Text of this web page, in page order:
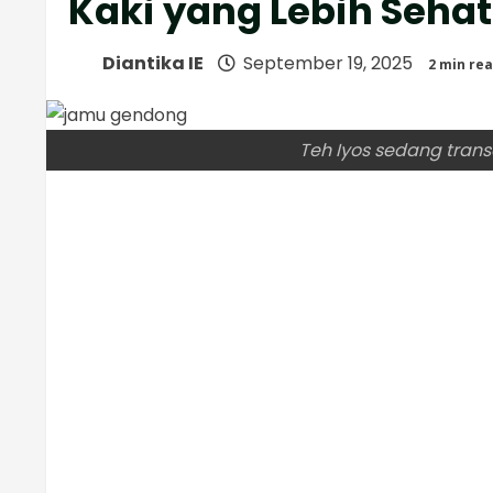
Kaki yang Lebih Sehat
Diantika IE September 19, 2025 2 min
Teh Iyos sedang